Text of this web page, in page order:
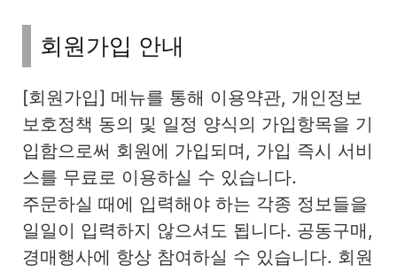
회원가입 안내
[회원가입] 메뉴를 통해 이용약관, 개인정보
보호정책 동의 및 일정 양식의 가입항목을 기
입함으로써 회원에 가입되며, 가입 즉시 서비
스를 무료로 이용하실 수 있습니다.
주문하실 때에 입력해야 하는 각종 정보들을
일일이 입력하지 않으셔도 됩니다. 공동구매,
경매행사에 항상 참여하실 수 있습니다. 회원